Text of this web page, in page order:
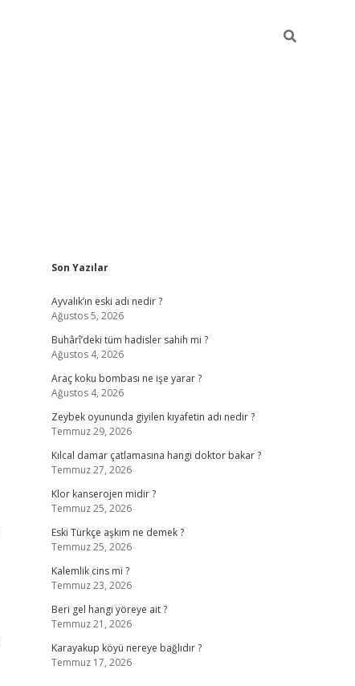
Sidebar
Son Yazılar
Ayvalık’ın eski adı nedir ?
Ağustos 5, 2026
Buhârî’deki tüm hadisler sahih mi ?
Ağustos 4, 2026
Araç koku bombası ne işe yarar ?
Ağustos 4, 2026
Zeybek oyununda giyilen kıyafetin adı nedir ?
Temmuz 29, 2026
Kılcal damar çatlamasına hangi doktor bakar ?
Temmuz 27, 2026
Klor kanserojen midir ?
Temmuz 25, 2026
Eski Türkçe aşkım ne demek ?
Temmuz 25, 2026
Kalemlik cins mi ?
Temmuz 23, 2026
Beri gel hangi yöreye ait ?
Temmuz 21, 2026
Karayakup köyü nereye bağlıdır ?
Temmuz 17, 2026